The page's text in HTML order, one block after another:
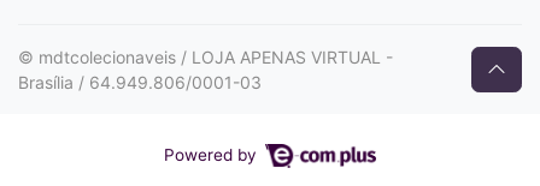
© mdtcolecionaveis / LOJA APENAS VIRTUAL -
Brasília / 64.949.806/0001-03
Powered by